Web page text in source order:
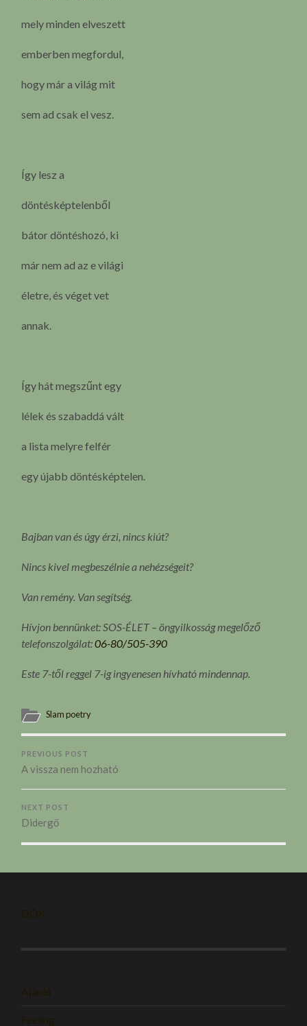
mely minden elveszett
emberben megfordul,
hogy már a világ mit
sem ad csak el vesz.
Így lesz a
döntésképtelenből
bátor döntéshozó, ki
már nem ad az e világi
életre, és véget vet
annak.
Így hát megszűnt egy
lélek és szabaddá vált
a lista melyre felfér
egy újabb döntésképtelen.
Bajban van és úgy érzi, nincs kiút?
Nincs kivel megbeszélnie a nehézségeit?
Van remény. Van segítség.
Hívjon bennünket: SOS-ÉLET – öngyilkosság megelőző
telefonszolgálat:06-80/505-390
Este 7-től reggel 7-ig ingyenesen hívható mindennap.
Slam poetry
PREVIOUS POST
A vissza nem hozható
NEXT POST
Didergő
DÖK
Ajánló
Feeling